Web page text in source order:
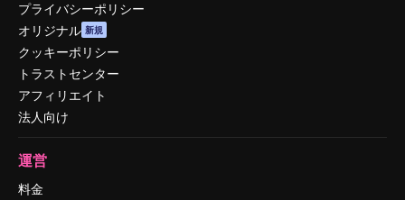
プライバシーポリシー
オリジナル 新規
クッキーポリシー
トラストセンター
アフィリエイト
法人向け
運営
料金